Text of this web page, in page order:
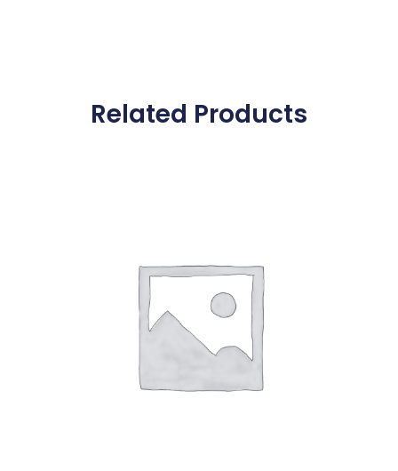
Related Products